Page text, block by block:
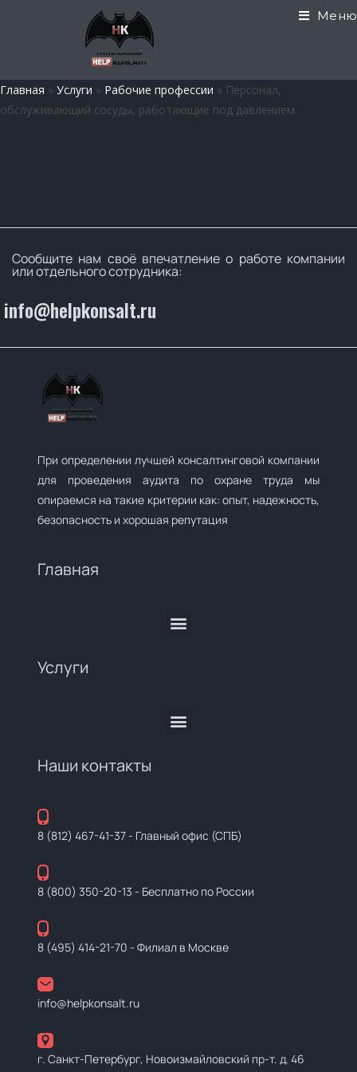
Меню
Главная » Услуги » Рабочие профессии » Персонал,
обслуживающий сосуды, работающие под давлением
Сообщите нам своё впечатление о работе компании
или отдельного сотрудника:
info@helpkonsalt.ru
При определении лучшей консалтинговой компании
для проведения аудита по охране труда мы
опираемся на такие критерии как: опыт, надежность,
безопасность и хорошая репутация
Главная
Услуги
Наши контакты
8 (812) 467-41-37- Главный офис (СПБ)
8 (800) 350-20-13 - Бесплатно по России
8 (495) 414-21-70 - Филиал в Москве
info@helpkonsalt.ru
г. Санкт-Петербург, Новоизмайловский пр-т. д. 46